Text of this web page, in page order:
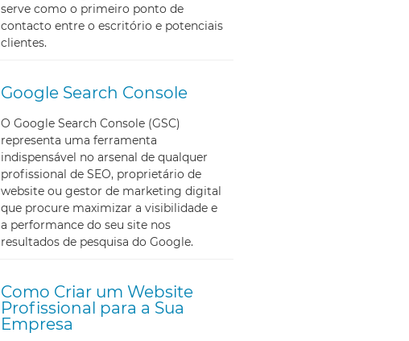
serve como o primeiro ponto de
contacto entre o escritório e potenciais
clientes.
Google Search Console
O Google Search Console (GSC)
representa uma ferramenta
indispensável no arsenal de qualquer
profissional de SEO, proprietário de
website ou gestor de marketing digital
que procure maximizar a visibilidade e
a performance do seu site nos
resultados de pesquisa do Google.
Como Criar um Website
Profissional para a Sua
Empresa